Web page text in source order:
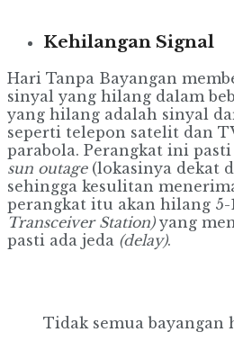
Kehilangan Signal
Hari Tanpa Bayangan
sinyal yang hilang dalam
yang hilang adalah sinyal
seperti telepon satelit dan
parabola. Perangkat ini
sun outage (lokasinya dekat
sehingga kesulitan
perangkat itu akan hilang 5-
Transceiver Station)yang
pasti ada jeda (delay).
Tidak semua bayangan